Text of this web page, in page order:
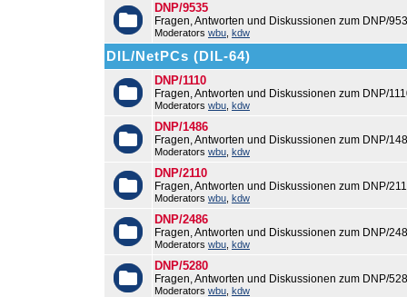
DNP/9535
Fragen, Antworten und Diskussionen zum DNP/
Moderators wbu kdw
DIL/NetPCs (DIL-64)
DNP/1110
Fragen, Antworten und Diskussionen zum DNP/
Moderators wbu kdw
DNP/1486
Fragen, Antworten und Diskussionen zum DNP/
Moderators wbu kdw
DNP/2110
Fragen, Antworten und Diskussionen zum DNP/
Moderators wbu kdw
DNP/2486
Fragen, Antworten und Diskussionen zum DNP/
Moderators wbu kdw
DNP/5280
Fragen, Antworten und Diskussionen zum DNP/
Moderators wbu kdw